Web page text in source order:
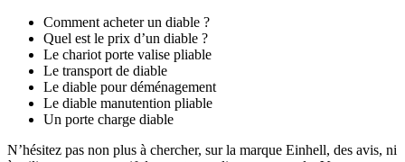
Comment acheter un diable ?
Quel est le prix d’un diable ?
Le chariot porte valise pliable
Le transport de diable
Le diable pour déménagement
Le diable manutention pliable
Un porte charge diable
N’hésitez pas non plus à chercher, sur la marque Einhell, des avis, ni